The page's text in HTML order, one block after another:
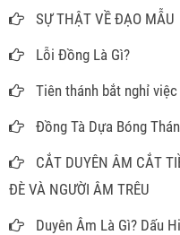
SỰ THẬT VỀ ĐẠO MẪU
Lỗi Đồng Là Gì?
Tiên thánh bắt nghỉ
Đồng Tà Dựa Bóng
CẮT DUYÊN ÂM CẮT
ĐÈ VÀ NGƯỜI ÂM TRÊU
Duyên Âm Là Gì? Dấu